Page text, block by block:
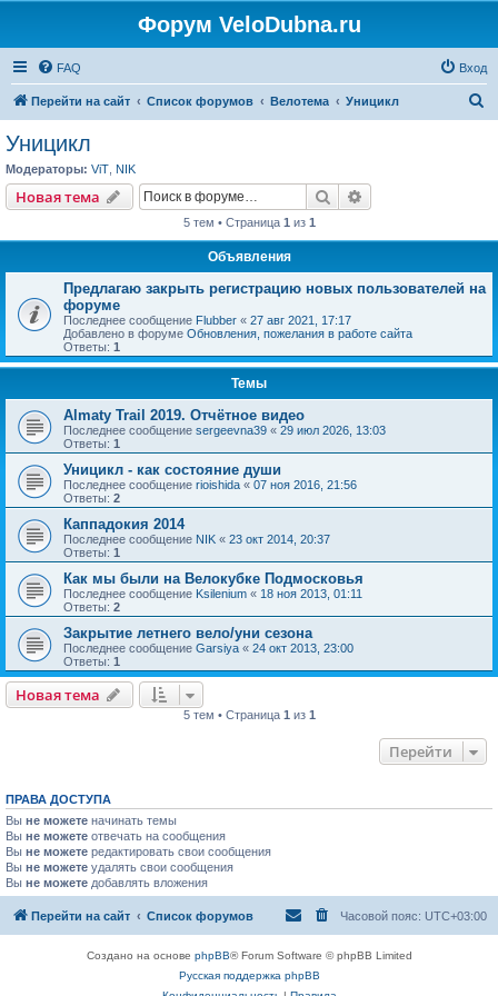
Форум VeloDubna.ru
FAQ Вход
Перейти на сайт Список форумов Велотема Уницикл
Уницикл
Модераторы: ViT NIK
Новая тема Поиск
5 тем • Страница 1 из 1
Объявления
Предлагаю закрыть регистрацию новых пользователей на
форуме
Последнее сообщение Flubber « 27 авг 2021, 17:17
Добавлено в форуме Обновления, пожелания в работе сайта
Ответы: 1
Темы
Almaty Trail 2019. Отчётное видео
Последнее сообщение sergeevna39 « 29 июл 2026, 13:03
Ответы: 1
Уницикл - как состояние души
Последнее сообщение rioishida « 07 ноя 2016, 21:56
Ответы: 2
Каппадокия 2014
Последнее сообщение NIK « 23 окт 2014, 20:37
Ответы: 1
Как мы были на Велокубке Подмосковья
Последнее сообщение Ksilenium « 18 ноя 2013, 01:11
Ответы: 2
Закрытие летнего вело/уни сезона
Последнее сообщение Garsiya « 24 окт 2013, 23:00
Ответы: 1
Новая тема
5 тем • Страница 1 из 1
Перейти
ПРАВА ДОСТУПА
Вы не можете начинать темы
Вы не можете отвечать на сообщения
Вы не можете редактировать свои сообщения
Вы не можете удалять свои сообщения
Вы не можете добавлять вложения
Перейти на сайт Список форумов Часовой пояс: UTC+03:00
Создано на основе phpBB® Forum Software © phpBB Limited
Русская поддержка phpBB